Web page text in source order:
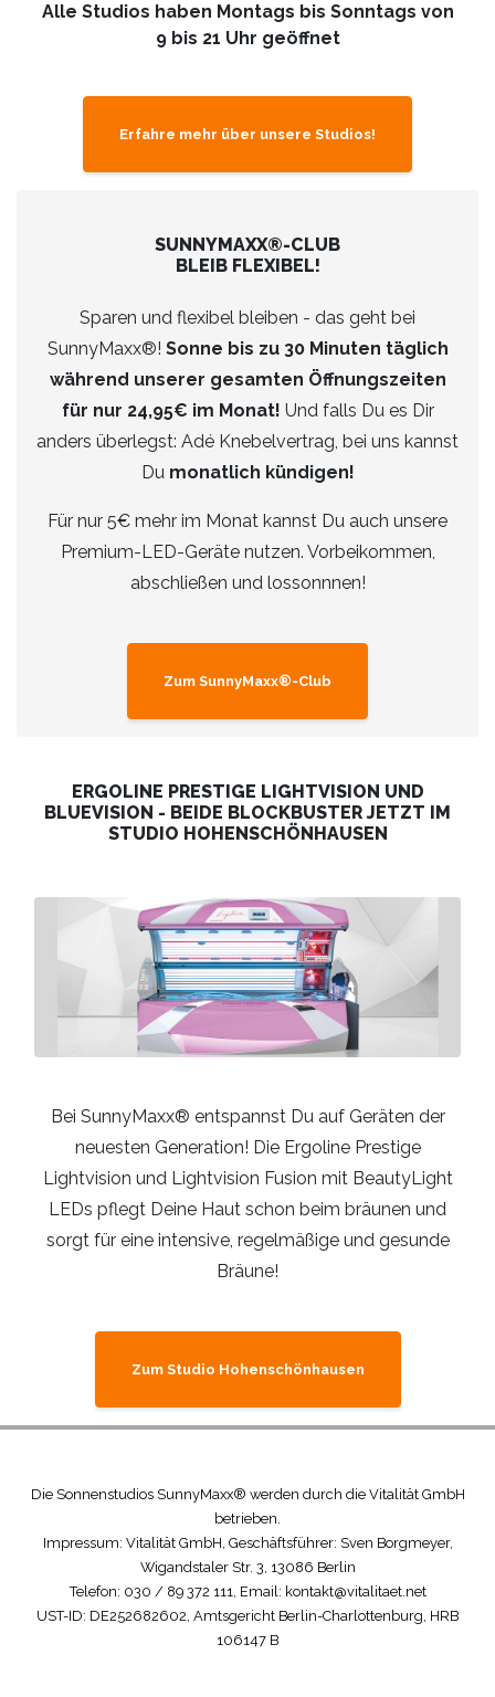
Alle Studios haben Montags bis Sonntags von
9 bis 21 Uhr geöffnet
Erfahre mehr über unsere Studios!
SUNNYMAXX®-CLUB
BLEIB FLEXIBEL!
Sparen und flexibel bleiben - das geht bei
SunnyMaxx®! Sonne bis zu 30 Minuten täglich
während unserer gesamten Öffnungszeiten
für nur 24,95€ im Monat! Und falls Du es Dir
anders überlegst: Adé Knebelvertrag, bei uns kannst
Du monatlich kündigen!
Für nur 5€ mehr im Monat kannst Du auch unsere
Premium-LED-Geräte nutzen. Vorbeikommen,
abschließen und lossonnnen!
Zum SunnyMaxx®-Club
ERGOLINE PRESTIGE LIGHTVISION UND
BLUEVISION - BEIDE BLOCKBUSTER JETZT IM
STUDIO HOHENSCHÖNHAUSEN
Bei SunnyMaxx® entspannst Du auf Geräten der
neuesten Generation! Die Ergoline Prestige
Lightvision und Lightvision Fusion mit BeautyLight
LEDs pflegt Deine Haut schon beim bräunen und
sorgt für eine intensive, regelmäßige und gesunde
Bräune!
Zum Studio Hohenschönhausen
Die Sonnenstudios SunnyMaxx® werden durch die Vitalität GmbH
betrieben.
Impressum: Vitalität GmbH, Geschäftsführer: Sven Borgmeyer,
Wigandstaler Str. 3, 13086 Berlin
Telefon: 030 / 89 372 111, Email: kontakt@vitalitaet.net
UST-ID: DE252682602, Amtsgericht Berlin-Charlottenburg, HRB
106147 B